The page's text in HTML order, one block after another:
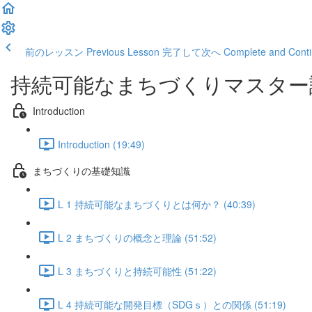
前のレッスン Previous Lesson 完了して次へ Complete and
持続可能なまちづくりマスタ
Introduction
Introduction (19:49)
まちづくりの基礎知識
L 1 持続可能なまちづくりとは何か？ (40:39)
L 2 まちづくりの概念と理論 (51:52)
L 3 まちづくりと持続可能性 (51:22)
L 4 持続可能な開発目標（SDGｓ）との関係 (51:19)